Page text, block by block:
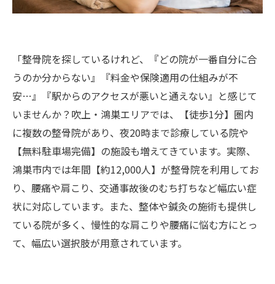
「整骨院を探しているけれど、『どの院が一番自分に合
うのか分からない』『料金や保険適用の仕組みが不
安…』『駅からのアクセスが悪いと通えない』と感じて
いませんか？吹上・鴻巣エリアでは、【徒歩1分】圏内
に複数の整骨院があり、夜20時まで診療している院や
【無料駐車場完備】の施設も増えてきています。実際、
鴻巣市内では年間【約12,000人】が整骨院を利用してお
り、腰痛や肩こり、交通事故後のむち打ちなど幅広い症
状に対応しています。また、整体や鍼灸の施術も提供し
ている院が多く、慢性的な肩こりや腰痛に悩む方にとっ
て、幅広い選択肢が用意されています。